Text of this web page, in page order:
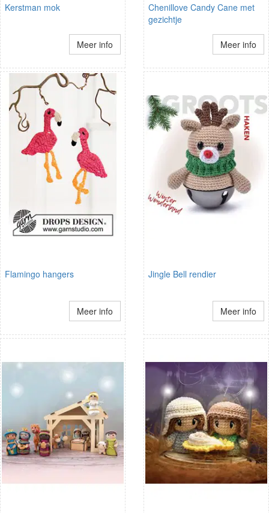
Kerstman mok
Meer info
Chenillove Candy Cane met
gezichtje
Meer info
Flamingo hangers
Meer info
Jingle Bell rendier
Meer info